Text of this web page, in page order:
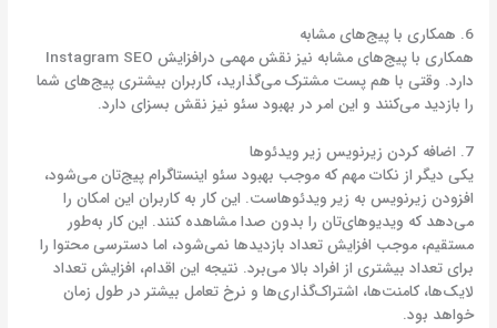
6. همکاری با پیج‌های مشابه
همکاری با پیج‌های مشابه نیز نقش مهمی درافزایش Instagram SEO
دارد. وقتی با هم پست مشترک می‌گذارید، کاربران بیشتری پیج‌های شما
را بازدید می‌کنند و این امر در بهبود سئو نیز نقش بسزای دارد.
7. اضافه کردن زیرنویس زیر ویدئوها
یکی دیگر از نکات مهم که موجب بهبود سئو اینستاگرام پیج‌تان می‌شود،
افزودن زیرنویس به زیر ویدئوهاست. این کار به کاربران این امکان را
می‌دهد که ویدیوهای‌تان را بدون صدا مشاهده کنند. این کار به‌طور
مستقیم، موجب افزایش تعداد بازدیدها نمی‌شود، اما دسترسی محتوا را
برای تعداد بیشتری از افراد بالا می‌برد. نتیجه این اقدام، افزایش تعداد
لایک‌ها، کامنت‌ها، اشتراک‌گذاری‌ها و نرخ تعامل بیشتر در طول زمان
خواهد بود.